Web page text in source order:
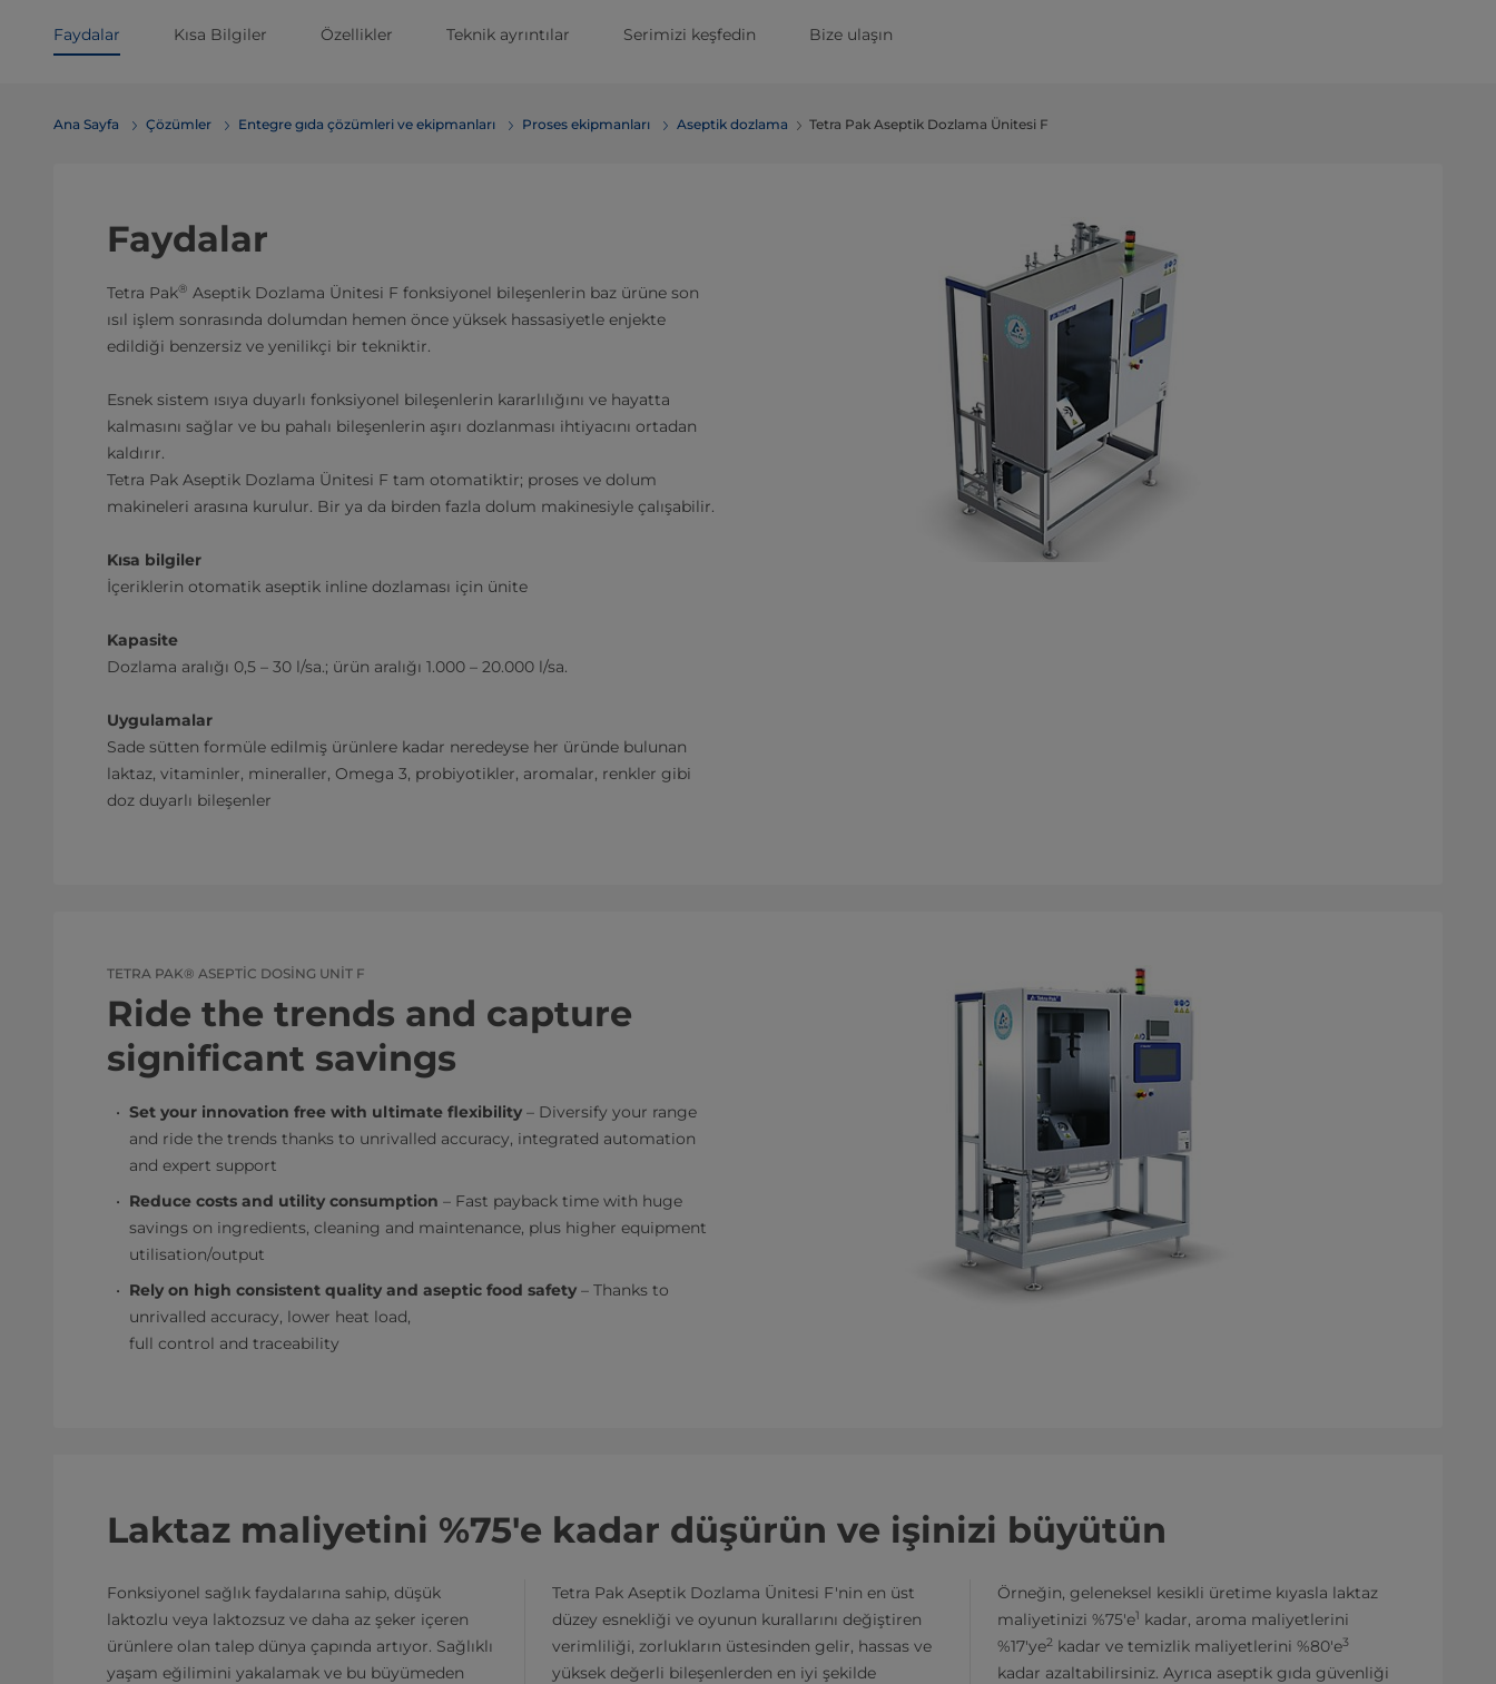
Faydalar Kısa Bilgiler Özellikler Teknik ayrıntılar Serimizi keşfedin Bize ulaşın
Ana Sayfa Çözümler Entegre gıda çözümleri ve ekipmanları Proses ekipmanları Aseptik dozlama Tetra Pak Aseptik Dozlama Ünitesi F
Faydalar
Tetra Pak® Aseptik Dozlama Ünitesi F fonksiyonel bileşenlerin baz ürüne son
ısıl işlem sonrasında dolumdan hemen önce yüksek hassasiyetle enjekte
edildiği benzersiz ve yenilikçi bir tekniktir.
Esnek sistem ısıya duyarlı fonksiyonel bileşenlerin kararlılığını ve hayatta
kalmasını sağlar ve bu pahalı bileşenlerin aşırı dozlanması ihtiyacını ortadan
kaldırır.
Tetra Pak Aseptik Dozlama Ünitesi F tam otomatiktir; proses ve dolum
makineleri arasına kurulur. Bir ya da birden fazla dolum makinesiyle çalışabilir.
Kısa bilgiler
İçeriklerin otomatik aseptik inline dozlaması için ünite
Kapasite
Dozlama aralığı 0,5 – 30 l/sa.; ürün aralığı 1.000 – 20.000 l/sa.
Uygulamalar
Sade sütten formüle edilmiş ürünlere kadar neredeyse her üründe bulunan
laktaz, vitaminler, mineraller, Omega 3, probiyotikler, aromalar, renkler gibi
doz duyarlı bileşenler
TETRA PAK® ASEPTIC DOSING UNIT F
Ride the trends and capture
significant savings
Set your innovation free with ultimate flexibility – Diversify your range
and ride the trends thanks to unrivalled accuracy, integrated automation
and expert support
Reduce costs and utility consumption – Fast payback time with huge
savings on ingredients, cleaning and maintenance, plus higher equipment
utilisation/output
Rely on high consistent quality and aseptic food safety – Thanks to
unrivalled accuracy, lower heat load,
full control and traceability
Laktaz maliyetini %75'e kadar düşürün ve işinizi büyütün
Fonksiyonel sağlık faydalarına sahip, düşük
laktozlu veya laktozsuz ve daha az şeker içeren
ürünlere olan talep dünya çapında artıyor. Sağlıklı
yaşam eğilimini yakalamak ve bu büyümeden
Tetra Pak Aseptik Dozlama Ünitesi F'nin en üst
düzey esnekliği ve oyunun kurallarını değiştiren
verimliliği, zorlukların üstesinden gelir, hassas ve
yüksek değerli bileşenlerden en iyi şekilde
Örneğin, geleneksel kesikli üretime kıyasla laktaz
maliyetinizi %75'e1 kadar, aroma maliyetlerini
%17'ye2 kadar ve temizlik maliyetlerini %80'e3
kadar azaltabilirsiniz. Ayrıca aseptik gıda güvenliği